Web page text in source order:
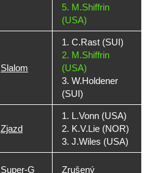
5. M.Shiffrin
(USA)
Slalom
1. C.Rast (SUI)
2. M.Shiffrin
(USA)
3. W.Holdener
(SUI)
Zjazd
1. L.Vonn (USA)
2. K.V.Lie (NOR)
3. J.Wiles (USA)
Super-G Zrušený